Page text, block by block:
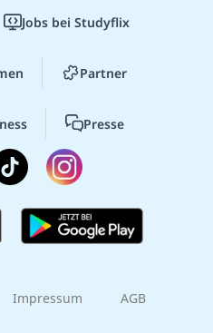
Jobs bei Studyflix
Partner
Presse
Impressum AGB